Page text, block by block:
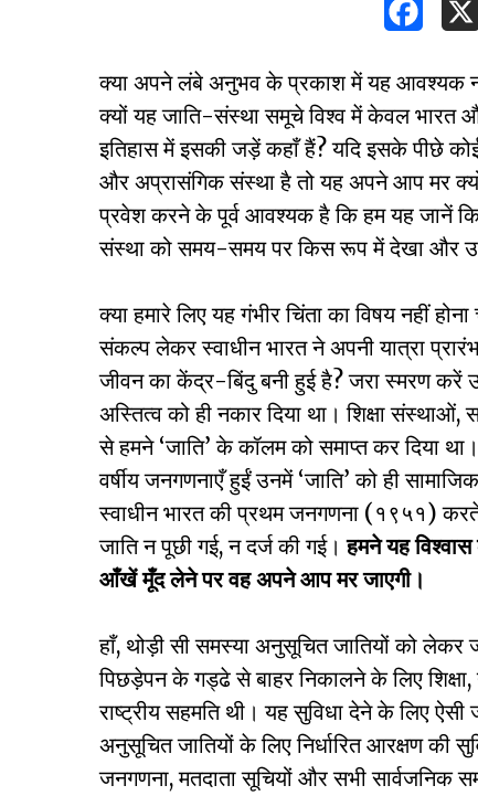
Hit enter to search or ESC to close
क्या अपने लंबे अनुभव के प्रकाश में यह आवश्यक
क्यों यह जाति-संस्था समूचे विश्व में केवल भारत
इतिहास में इसकी जड़ें कहाँ हैं? यदि इसके पीछे
और अप्रासंगिक संस्था है तो यह अपने आप मर
प्रवेश करने के पूर्व आवश्यक है कि हम यह जानें कि
संस्था को समय-समय पर किस रूप में देखा और
क्या हमारे लिए यह गंभीर चिंता का विषय नहीं
संकल्प लेकर स्वाधीन भारत ने अपनी यात्रा
जीवन का केंद्र-बिंदु बनी हुई है? जरा स्मरण
अस्तित्व को ही नकार दिया था। शिक्षा संस्थाओं,
से हमने ‘जाति’ के कॉलम को समाप्त कर दिया
वर्षीय जनगणनाएँ हुईं उनमें ‘जाति’ को ही
स्वाधीन भारत की प्रथम जनगणना (१९५१) करते
जाति न पूछी गई, न दर्ज की गई।हमने यह
आँखें मूँद लेने पर वह अपने आप मर जाएगी।
हाँ, थोड़ी सी समस्या अनुसूचित जातियों को
पिछड़ेपन के गड्ढे से बाहर निकालने के लिए
राष्ट्रीय सहमति थी। यह सुविधा देने के लिए
अनुसूचित जातियों के लिए निर्धारित आरक्षण की
जनगणना, मतदाता सूचियों और सभी सार्वजनिक